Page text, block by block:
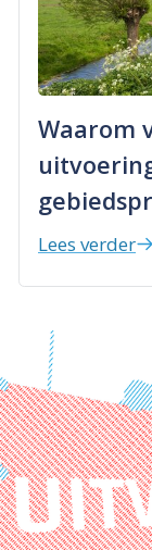
Waarom
Lees verder